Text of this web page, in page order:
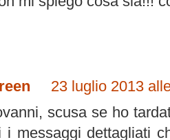
23 luglio 2013
scusa se ho
i messaggi dettagliati